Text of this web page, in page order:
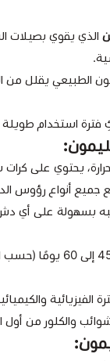
الذي يقوي بصيلات
الطبيعي يقلل من
فترة استخدام طويلة
يحتوي على كرات
أنواع رؤوس
بسهولة على أي
العبوة الواحدة تكفي
الفيزيائية
والكلور من أول